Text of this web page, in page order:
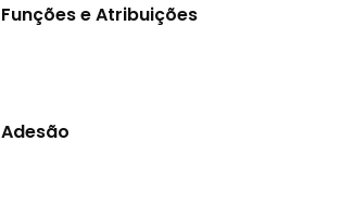
Funções e Atribuições
Adesão